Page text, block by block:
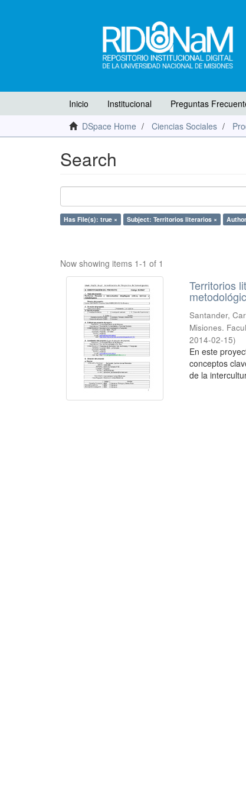
Inicio Institucional Preguntas
DSpace Home
Ciencias Sociales
Search
Has File(s): true × Subject: Territorios literarios ×
Now showing items 1-1 of 1
Territorios
Santander,
Misiones.
2014-02-15)
En este
conceptos
de la